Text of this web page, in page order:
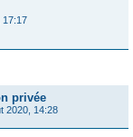
17:17
privée
2020, 14:28